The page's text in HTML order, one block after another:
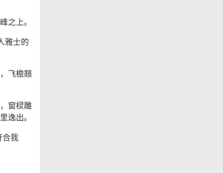
之上。
雅士的
飞檐翘
窗棂雕
逸出。
我